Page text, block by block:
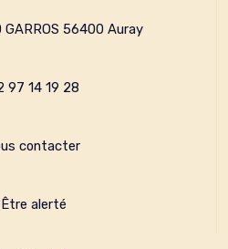
GARROS 56400 Auray
97 14 19 28
contacter
alerté